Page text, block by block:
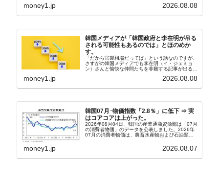
さんと「韓国初の文官上がり」の国防部長官安圭伯
money1.jp 2026.08.08
韓国メディアが「韓国政府と李在明が吊る
される可能性もあるのでは」とほのめか
す。
「だから官製相場だってば」という話なのですが、
さすがの韓国メディアでも李在明（イ・ジェミョ
ン）さんと愉快な仲間たちを非難する記事が出るよ
『朝鮮日報』に面白い記事が出ています。「東西南
money1.jp 2026.08.08
韓国07月･物価指数「2.8％」に低下 ⇒ 実
はコアコアは上がった。
2026年08月04日、韓国の産業通商資源部は「07月
の消費者物価」のデータを公表しました。2026年
07月の消費者物価は、農畜水産物および石油類の
2.8％上昇（06月は3.2％）となり、上昇率は前...
money1.jp 2026.08.07